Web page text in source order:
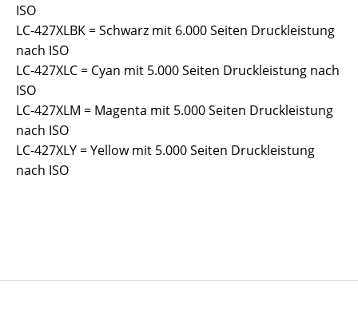
ISO
LC-427XLBK = Schwarz mit 6.000 Seiten Druckleistung
nach ISO
LC-427XLC = Cyan mit 5.000 Seiten Druckleistung nach
ISO
LC-427XLM = Magenta mit 5.000 Seiten Druckleistung
nach ISO
LC-427XLY = Yellow mit 5.000 Seiten Druckleistung
nach ISO